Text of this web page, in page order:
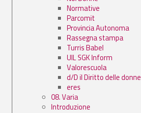
Normative
Parcomit
Provincia Autonoma
Rassegna stampa
Turris Babel
UIL SGK Inform
Valorescuola
d/D il Diritto delle donne
eres
08. Varia
Introduzione